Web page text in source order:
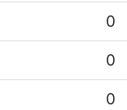
0
0
0